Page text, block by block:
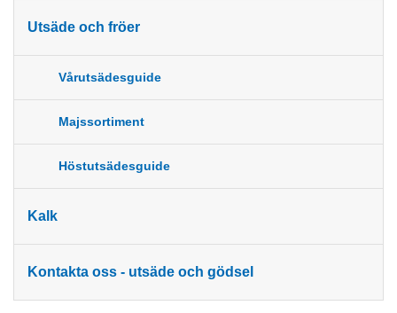
Utsäde och fröer
Vårutsädesguide
Majssortiment
Höstutsädesguide
Kalk
Kontakta oss - utsäde och gödsel